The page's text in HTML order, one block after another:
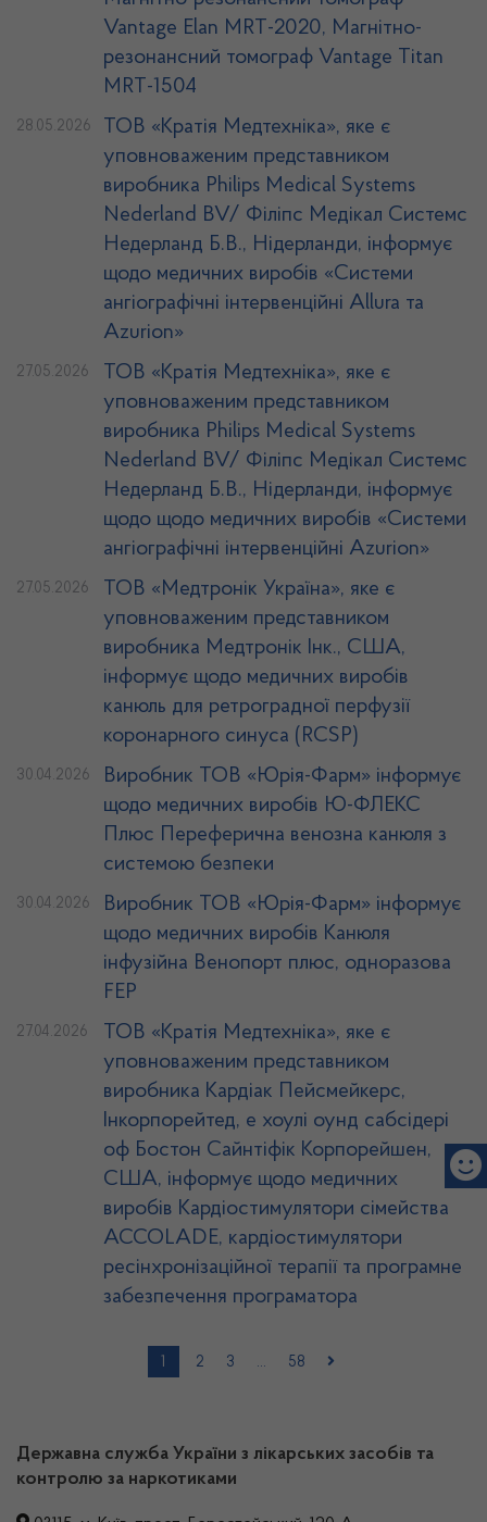
Vantage Elan MRT-2020, Магнітно-
резонансний томограф Vantage Titan
MRT-1504
28.05.2026
ТОВ «Кратія Медтехніка», яке є
уповноваженим представником
виробника Philips Medical Systems
Nederland BV/ Філіпс Медікал Системс
Недерланд Б.В., Нідерланди, інформує
щодо медичних виробів «Системи
ангіографічні інтервенційні Allura та
Azurion»
27.05.2026
ТОВ «Кратія Медтехніка», яке є
уповноваженим представником
виробника Philips Medical Systems
Nederland BV/ Філіпс Медікал Системс
Недерланд Б.В., Нідерланди, інформує
щодо щодо медичних виробів «Системи
ангіографічні інтервенційні Azurion»
27.05.2026
ТОВ «Медтронік Україна», яке є
уповноваженим представником
виробника Медтронік Інк., США,
інформує щодо медичних виробів
канюль для ретроградної перфузії
коронарного синуса (RCSP)
30.04.2026
Виробник ТОВ «Юрія-Фарм» інформує
щодо медичних виробів Ю-ФЛЕКС
Плюс Переферична венозна канюля з
системою безпеки
30.04.2026
Виробник ТОВ «Юрія-Фарм» інформує
щодо медичних виробів Канюля
інфузійна Венопорт плюс, одноразова
FEP
27.04.2026
ТОВ «Кратія Медтехніка», яке є
уповноваженим представником
виробника Кардіак Пейсмейкерс,
Інкорпорейтед, е хоулі оунд сабсідері
оф Бостон Сайнтіфік Корпорейшен,
США, інформує щодо медичних
виробів Кардіостимулятори сімейства
ACCOLADE, кардіостимулятори
ресінхронізаційної терапії та програмне
забезпечення програматора
2 3 … 58
Державна служба України з лікарських засобів та
контролю за наркотиками